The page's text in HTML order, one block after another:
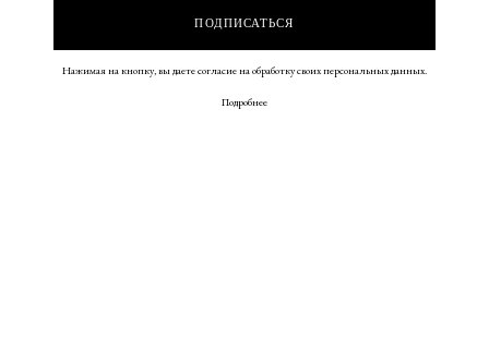
Нажимая на кнопку, вы даете согласие на обработку своих персональных данных.
Подробнее